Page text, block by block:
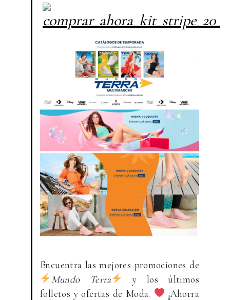
Encuentra las mejores promociones de
Mundo Terra
y los últimos
folletos y ofertas de Moda.
¡Ahorra